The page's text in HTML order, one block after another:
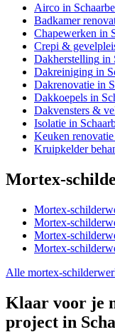
Airco in
Badkamer
Chapewerken in
Crepi &
Dakherstelling in
Dakreiniging in
Dakrenovatie in
Dakkoepels in
Dakvensters &
Isolatie in
Keuken renovatie
Kruipkelder
Mortex-
Mortex-
Mortex-
Mortex-
Mortex-
Alle mortex-
Klaar voor je
project in